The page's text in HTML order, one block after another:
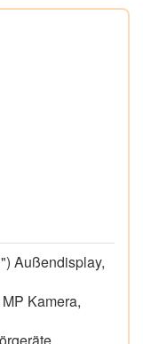
Außendisplay,
Kamera,